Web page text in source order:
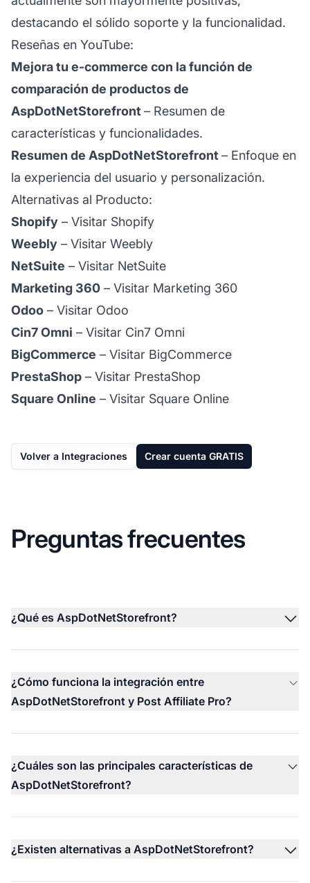
destacando el sólido soporte y la funcionalidad.
Reseñas en YouTube:
Mejora tu e-commerce con la función de
comparación de productos de
AspDotNetStorefront – Resumen de
características y funcionalidades.
Resumen de AspDotNetStorefront – Enfoque en
la experiencia del usuario y personalización.
Alternativas al Producto:
Shopify – Visitar Shopify
Weebly – Visitar Weebly
NetSuite – Visitar NetSuite
Marketing 360 – Visitar Marketing 360
Odoo – Visitar Odoo
Cin7 Omni – Visitar Cin7 Omni
BigCommerce – Visitar BigCommerce
PrestaShop – Visitar PrestaShop
Square Online – Visitar Square Online
Volver a Integraciones Crear cuenta GRATIS
Preguntas frecuentes
¿Qué es AspDotNetStorefront?
¿Cómo funciona la integración entre
AspDotNetStorefront y Post Affiliate Pro?
¿Cuáles son las principales características de
AspDotNetStorefront?
¿Existen alternativas a AspDotNetStorefront?